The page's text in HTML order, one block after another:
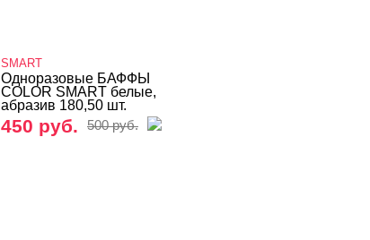
SMART
Одноразовые БАФФЫ
COLOR SMART белые,
абразив 180,50 шт.
450 руб. 500 руб.